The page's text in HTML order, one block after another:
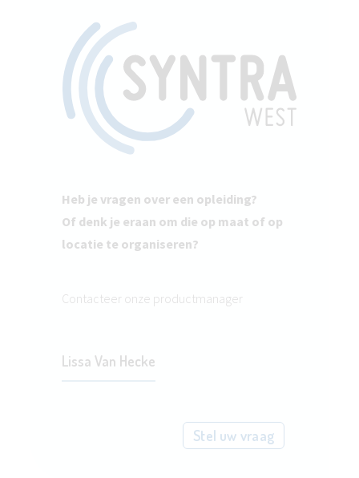
Heb je vragen over een opleiding?
Of denk je eraan om die op maat of op
locatie te organiseren?
Contacteer onze productmanager
Lissa Van Hecke
Stel uw vraag